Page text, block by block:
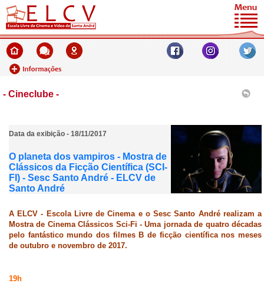
- Cineclube -
Data da exibição - 18/11/2017
O planeta dos vampiros - Mostra de
Clássicos da Ficção Científica (SCI-
FI) - Sesc Santo André - ELCV de
Santo André
A ELCV - Escola Livre de Cinema e o Sesc Santo André realizam a
Mostra de Cinema Clássicos Sci-Fi - Uma jornada de quatro décadas
pelo fantástico mundo dos filmes B de ficção científica nos meses
de outubro e novembro de 2017.
19h